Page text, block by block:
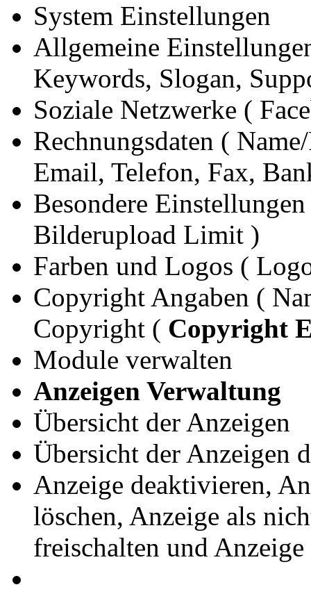
System Einstellungen
Allgemeine
Keywords, Slogan,
Soziale Netzwerke (
Rechnungsdaten (
Email, Telefon, Fax,
Besondere
Bilderupload Limit )
Farben und Logos (
Copyright Angaben (
Copyright ( Copyright
Module verwalten
Anzeigen Verwaltung
Übersicht der Anzeigen
Übersicht der Anzeigen
Anzeige deaktivieren,
löschen, Anzeige als
freischalten und Anzeige